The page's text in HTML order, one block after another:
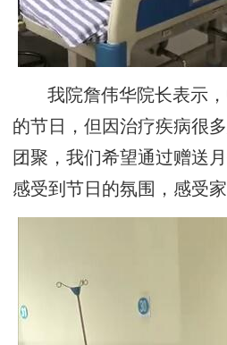
我院詹伟华院长表示
的节日，但因治疗疾病很
团聚，我们希望通过赠送
感受到节日的氛围，感受家